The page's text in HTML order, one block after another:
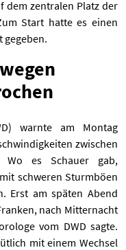
dem zentralen Platz der
Start hatte es einen
gegeben.
warnte am Montag
zwischen
Wo es Schauer gab,
schweren Sturmböen
Erst am späten Abend
nach Mitternacht
vom DWD sagte.
mit einem Wechsel